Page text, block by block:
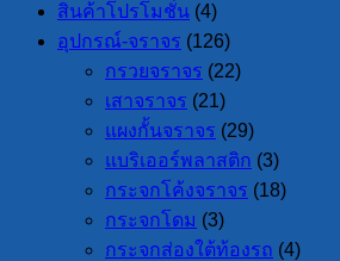
สินค้าโปรโมชั่น (4)
อุปกรณ์-จราจร (126)
กรวยจราจร (22)
เสาจราจร (21)
แผงกั้นจราจร (29)
แบริเออร์พลาสติก (3)
กระจกโค้งจราจร (18)
กระจกโดม (3)
กระจกส่องใต้ท้องรถ (4)